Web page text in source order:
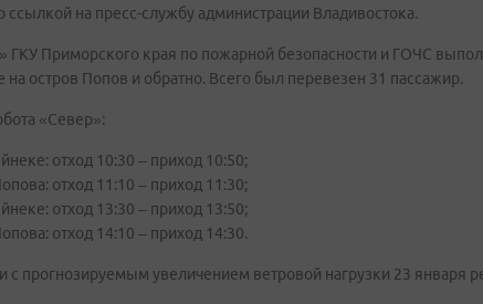
ссылкой на пресс-службу администрации Владивостока.
ГКУ Приморского края по пожарной безопасности и ГОЧС
на остров Попов и обратно. Всего был перевезен 31 пассажир.
«Север»:
отход 10:30 – приход 10:50;
отход 11:10 – приход 11:30;
отход 13:30 – приход 13:50;
отход 14:10 – приход 14:30.
с прогнозируемым увеличением ветровой нагрузки 23 января